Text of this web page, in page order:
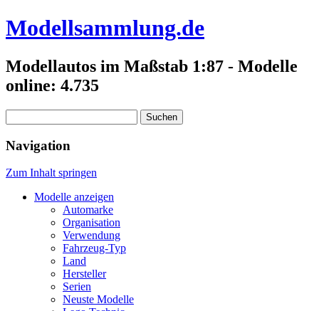
Modellsammlung.de
Modellautos im Maßstab 1:87 - Modelle
online: 4.735
nach:
Navigation
Zum Inhalt springen
Modelle anzeigen
Automarke
Organisation
Verwendung
Fahrzeug-Typ
Land
Hersteller
Serien
Neuste Modelle